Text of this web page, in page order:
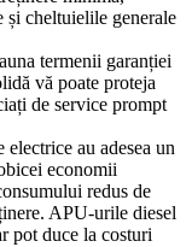
și cheltuielile generale
termenii garanției
vă poate proteja
de service prompt
au adesea un
economii
redus de
APU-urile diesel
pot duce la costuri